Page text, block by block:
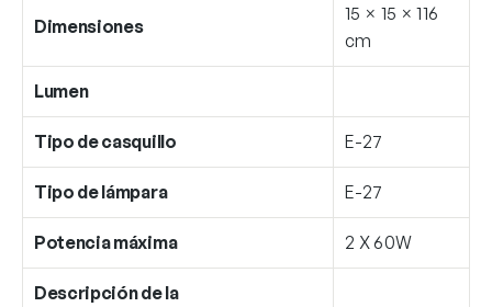
Dimensiones
15 × 15 × 116
cm
Lumen
Tipo de casquillo E-27
Tipo de lámpara E-27
Potencia máxima 2 X 60W
Descripción de la